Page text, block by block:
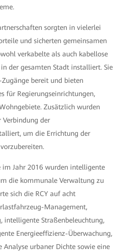
sorgten in vielerlei
und sicherten gemeinsamen
verkabelte als auch kabellose
der gesamten Stadt installiert. Sie
bereit und bieten
für Regierungseinrichtungen,
Zusätzlich wurden
Verbindung der
um die Errichtung der
im Jahr 2016 wurden intelligente
die kommunale Verwaltung zu
sich die RCY auf acht
Management,
intelligente Straßenbeleuchtung,
Energieeffizienz-Überwachung,
Analyse urbaner Dichte sowie eine